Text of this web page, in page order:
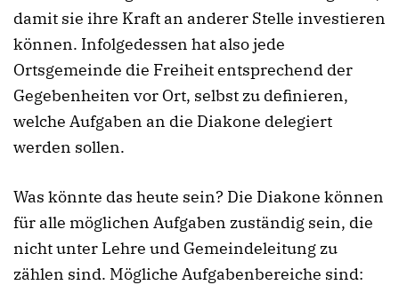
damit sie ihre Kraft an anderer Stelle investieren
können. Infolgedessen hat also jede
Ortsgemeinde die Freiheit entsprechend der
Gegebenheiten vor Ort, selbst zu definieren,
welche Aufgaben an die Diakone delegiert
werden sollen.
Was könnte das heute sein? Die Diakone können
für alle möglichen Aufgaben zuständig sein, die
nicht unter Lehre und Gemeindeleitung zu
zählen sind. Mögliche Aufgabenbereiche sind: